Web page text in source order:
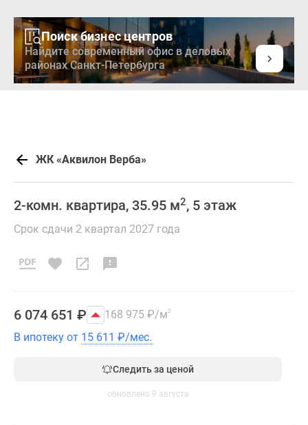
Поиск бизнес центров
Найдите современный офис в деловых
районах Санкт-Петербурга
ЖК «Аквилон Верба»
2-комн. квартира, 35.95 м2, 5 этаж
Срок сдачи 2 квартал 2027 года
6 074 651 ₽ 168 975 ₽/м2
В ипотеку от 15 611 ₽/мес.
Следить за ценой
обновлено 9 августа